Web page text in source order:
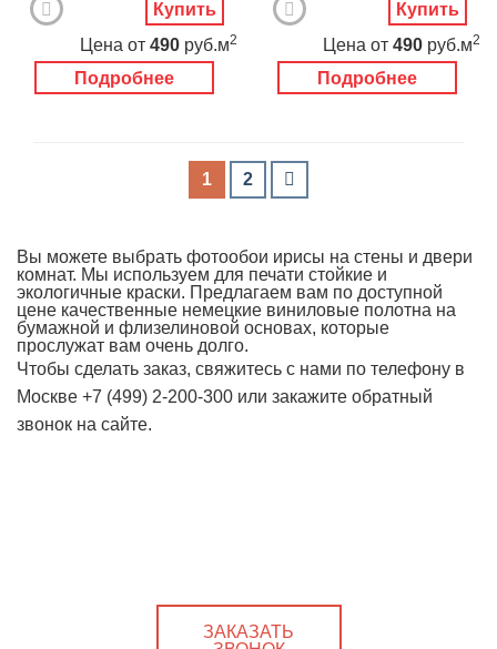
Подробнее
Цена от 490 руб.м2
Купить
Подробнее
Цена от 490 руб.м2
Купить
1 2
Вы можете выбрать фотообои ирисы на стены и двери
комнат. Мы используем для печати стойкие и
экологичные краски. Предлагаем вам по доступной
цене качественные немецкие виниловые полотна на
бумажной и флизелиновой основах, которые
прослужат вам очень долго.
Чтобы сделать заказ, свяжитесь с нами по телефону в
Москве +7 (499) 2-200-300 или закажите обратный
звонок на сайте.
ЗАКАЗАТЬ